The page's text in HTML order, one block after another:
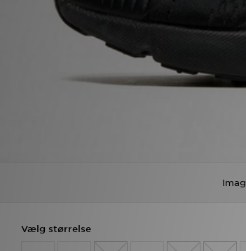
Vælg størrelse
Hjælp & information